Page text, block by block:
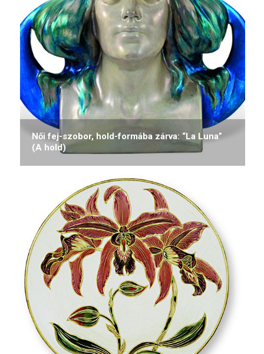
Női fej-szobor, hold-formába zárva: “La Luna”
(A hold)